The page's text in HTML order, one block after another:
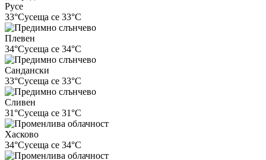
Русе
33°Cусеща се 33°C
Плевен
34°Cусеща се 34°C
Сандански
33°Cусеща се 33°C
Сливен
31°Cусеща се 31°C
Хасково
34°Cусеща се 34°C